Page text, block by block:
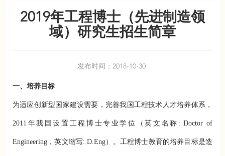
2019年工程博士（先进制造领
域）研究生招生简章
发布时间：2018-10-30
一、培养目标
为适应创新型国家建设需要，完善我国工程技术人才培养体系，
2011年我国设置工程博士专业学位（英文名称: Doctor of
Engineering，英文缩写: D.Eng）。工程博士教育的培养目标是造